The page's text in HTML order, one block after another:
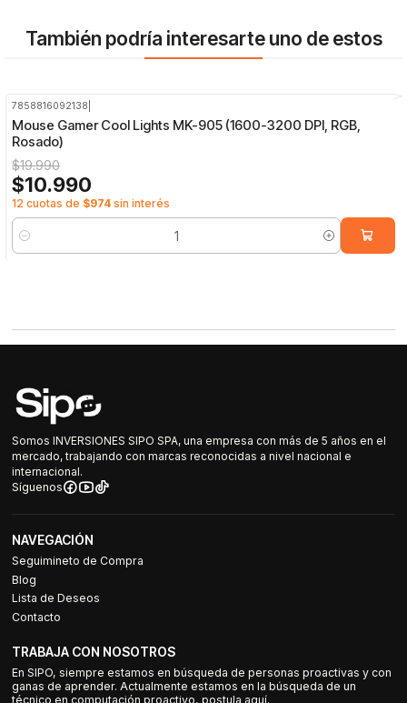
También podría interesarte uno de estos
7858816092138
Mouse Gamer Cool Lights MK-905 (1600-3200 DPI, RGB,
Rosado)
$19.990
$10.990
12 cuotas de $974 sin interés
Cantidad
Somos INVERSIONES SIPO SPA, una empresa con más de 5 años en el
mercado, trabajando con marcas reconocidas a nivel nacional e
internacional.
Síguenos
NAVEGACIÓN
Seguimineto de Compra
Blog
Lista de Deseos
Contacto
TRABAJA CON NOSOTROS
En SIPO, siempre estamos en búsqueda de personas proactivas y con
ganas de aprender. Actualmente estamos en la búsqueda de un
técnico en computación proactivo, postula aquí.